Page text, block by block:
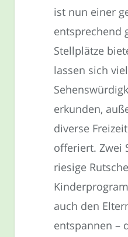
ist nun einer
entsprechend
Stellplätze
lassen sich
erkunden,
diverse
offeriert. Zwei
riesige
auch den
entspannen –